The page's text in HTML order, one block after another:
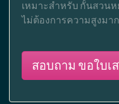
เหมาะสำหรับ กั้นสวนห
ไม่ต้องการความสูงมาก
สอบถาม ขอใบเ